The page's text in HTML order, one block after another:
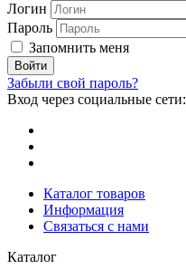
Логин
Пароль
Запомнить меня
Забыли свой пароль?
Вход через социальные сети:
Каталог товаров
Информация
Связаться с нами
Каталог